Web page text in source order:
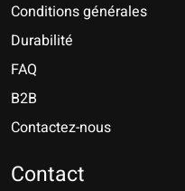
Conditions générales
Durabilité
FAQ
B2B
Contactez-nous
Contact